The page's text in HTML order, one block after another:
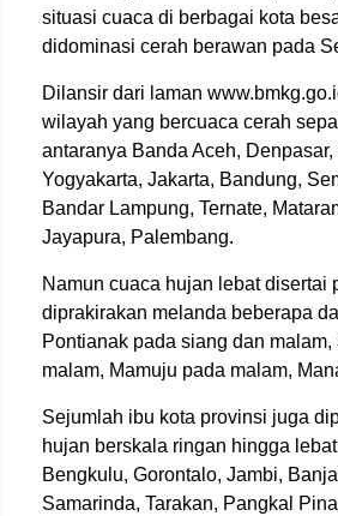
situasi cuaca di berbagai kota
didominasi cerah berawan pada
Dilansir dari laman
wilayah yang bercuaca cerah
antaranya Banda Aceh, Denpasar,
Yogyakarta, Jakarta, Bandung,
Bandar Lampung, Ternate,
Jayapura, Palembang.
Namun cuaca hujan lebat disertai
diprakirakan melanda beberapa
Pontianak pada siang dan
malam, Mamuju pada malam,
Sejumlah ibu kota provinsi juga
hujan berskala ringan hingga
Bengkulu, Gorontalo, Jambi,
Samarinda, Tarakan, Pangkal